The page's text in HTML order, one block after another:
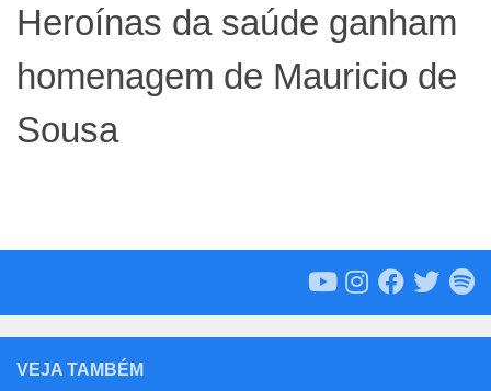
Heroínas da saúde ganham
homenagem de Mauricio de
Sousa
VEJA TAMBÉM